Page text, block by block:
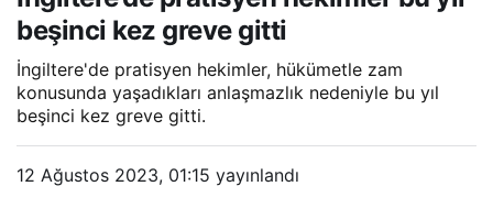
beşinci kez greve gitti
İngiltere'de pratisyen hekimler, hükümetle zam
konusunda yaşadıkları anlaşmazlık nedeniyle bu yıl
beşinci kez greve gitti.
12 Ağustos 2023, 01:15 yayınlandı